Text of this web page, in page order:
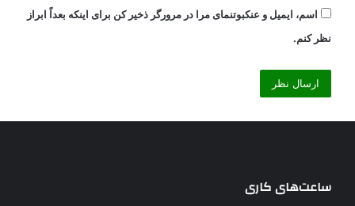
اسم، ایمیل و عنکبوتنمای مرا در مرورگر ذخیر کن برای اینکه بعداً ابراز
نظر کنم.
ساعت‌های کاری